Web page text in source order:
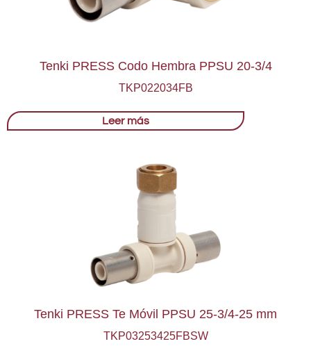
Tenki PRESS Codo Hembra PPSU 20-3/4
TKP022034FB
Leer más
Tenki PRESS Te Móvil PPSU 25-3/4-25 mm
TKP03253425FBSW